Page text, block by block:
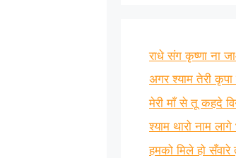
राधे संग कृष्णा ना
अगर श्याम तेरी कृपा
मेरी माँ से तू कहदे
श्याम थारो नाम लागे
हमको मिले हो